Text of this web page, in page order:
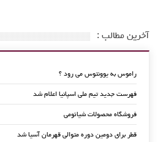
آخرین مطالب :
راموس به یوونتوس می رود ؟
فهرست جدید تیم ملی اسپانیا اعلام شد
فروشگاه محصولات شیائومی
قطر برای دومین دوره متوالی قهرمان آسیا شد